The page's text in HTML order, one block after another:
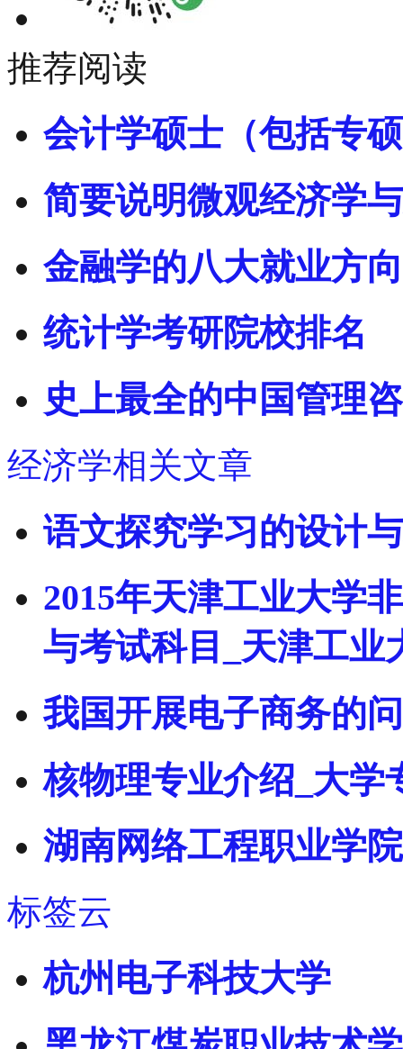
推荐阅读
会计学硕士（包括专
简要说明微观经济学
金融学的八大就业方
统计学考研院校排名
史上最全的中国管理
经济学相关文章
语文探究学习的设计
2015年天津工业大学
与考试科目_天津工业
我国开展电子商务的
核物理专业介绍_大学
湖南网络工程职业学
标签云
杭州电子科技大学